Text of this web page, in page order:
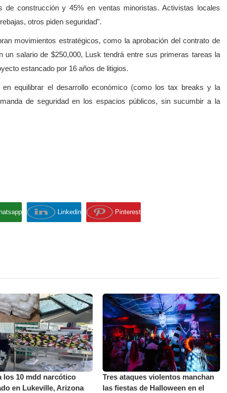
de construcción y 45% en ventas minoristas. Activistas locales
otros piden seguridad".
movimientos estratégicos, como la aprobación del contrato de
un salario de $250,000, Lusk tendrá entre sus primeras tareas la
estancado por 16 años de litigios.
equilibrar el desarrollo económico (como los tax breaks y la
de seguridad en los espacios públicos, sin sucumbir a la
Linkedin Pinterest
los 10 mdd narcótico
en Lukeville, Arizona
Tres ataques violentos manchan
las fiestas de Halloween en el